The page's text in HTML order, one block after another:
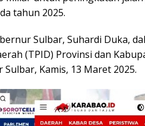
tahun 2025.
Sulbar, Suhardi Duka,
(TPID) Provinsi dan
Kamis, 13 Maret 2025.